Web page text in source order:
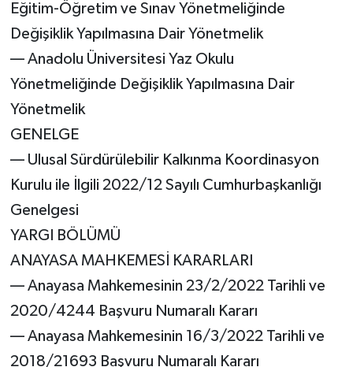
Eğitim-Öğretim ve Sınav Yönetmeliğinde
Değişiklik Yapılmasına Dair Yönetmelik
–– Anadolu Üniversitesi Yaz Okulu
Yönetmeliğinde Değişiklik Yapılmasına Dair
Yönetmelik
GENELGE
–– Ulusal Sürdürülebilir Kalkınma Koordinasyon
Kurulu ile İlgili 2022/12 Sayılı Cumhurbaşkanlığı
Genelgesi
YARGI BÖLÜMÜ
ANAYASA MAHKEMESİ KARARLARI
–– Anayasa Mahkemesinin 23/2/2022 Tarihli ve
2020/4244 Başvuru Numaralı Kararı
–– Anayasa Mahkemesinin 16/3/2022 Tarihli ve
2018/21693 Başvuru Numaralı Kararı